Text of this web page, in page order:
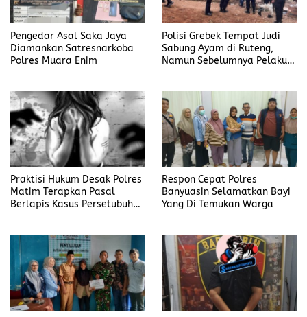
Pengedar Asal Saka Jaya
Diamankan Satresnarkoba
Polres Muara Enim
Polisi Grebek Tempat Judi
Sabung Ayam di Ruteng,
Namun Sebelumnya Pelaku
Praktisi Hukum Desak Polres
Matim Terapkan Pasal
Berlapis Kasus Persetubuhan
Respon Cepat Polres
Banyuasin Selamatkan Bayi
Yang Di Temukan Warga